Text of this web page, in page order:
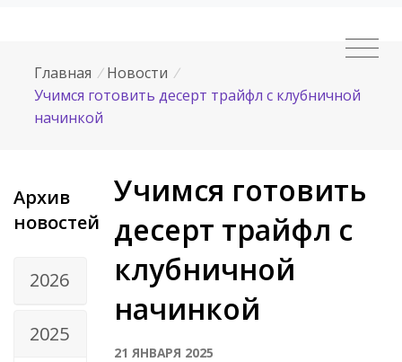
Главная / Новости /
Учимся готовить десерт трайфл с клубничной
начинкой
Архив
новостей
2026
2025
Учимся готовить
десерт трайфл с
клубничной
начинкой
21 ЯНВАРЯ 2025